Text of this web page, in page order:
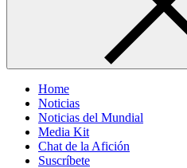
Home
Noticias
Noticias del Mundial
Media Kit
Chat de la Afición
Suscríbete